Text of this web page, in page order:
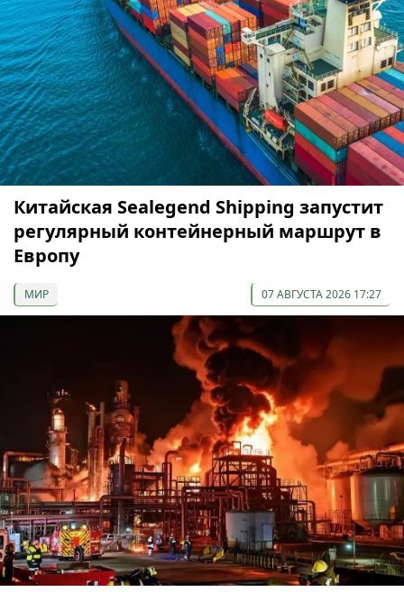
Китайская Sealegend Shipping запустит
регулярный контейнерный маршрут в
Европу
МИР 07 АВГУСТА 2026 17:27